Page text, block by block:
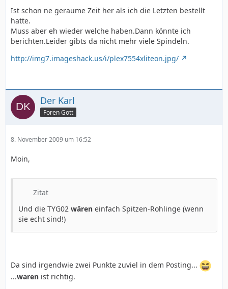
Ist schon ne geraume Zeit her als ich die Letzten bestellt
hatte.
Muss aber eh wieder welche haben.Dann könnte ich
berichten.Leider gibts da nicht mehr viele Spindeln.
http://img7.imageshack.us/i/plex7554xliteon.jpg/
Der Karl
Foren Gott
8. November 2009 um 16:52
Moin,
Zitat
Und die TYG02 wären einfach Spitzen-Rohlinge (wenn
sie echt sind!)
Da sind irgendwie zwei Punkte zuviel in dem Posting...
...waren ist richtig.